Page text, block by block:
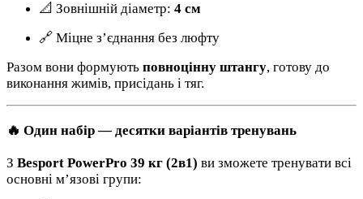
📐 Зовнішній діаметр: 4 см
🔗 Міцне з’єднання без люфту
Разом вони формують повноцінну штангу, готову до
виконання жимів, присідань і тяг.
🔥 Один набір — десятки варіантів тренувань
З Besport PowerPro 39 кг (2в1) ви зможете тренувати всі
основні м’язові групи: